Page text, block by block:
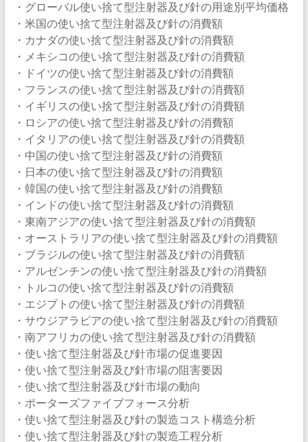
・グローバル使い捨て型注射器及び針の用途別平均価格
・米国の使い捨て型注射器及び針の消費額
・カナダの使い捨て型注射器及び針の消費額
・メキシコの使い捨て型注射器及び針の消費額
・ドイツの使い捨て型注射器及び針の消費額
・フランスの使い捨て型注射器及び針の消費額
・イギリスの使い捨て型注射器及び針の消費額
・ロシアの使い捨て型注射器及び針の消費額
・イタリアの使い捨て型注射器及び針の消費額
・中国の使い捨て型注射器及び針の消費額
・日本の使い捨て型注射器及び針の消費額
・韓国の使い捨て型注射器及び針の消費額
・インドの使い捨て型注射器及び針の消費額
・東南アジアの使い捨て型注射器及び針の消費額
・オーストラリアの使い捨て型注射器及び針の消費額
・ブラジルの使い捨て型注射器及び針の消費額
・アルゼンチンの使い捨て型注射器及び針の消費額
・トルコの使い捨て型注射器及び針の消費額
・エジプトの使い捨て型注射器及び針の消費額
・サウジアラビアの使い捨て型注射器及び針の消費額
・南アフリカの使い捨て型注射器及び針の消費額
・使い捨て型注射器及び針市場の促進要因
・使い捨て型注射器及び針市場の阻害要因
・使い捨て型注射器及び針市場の動向
・ポーターズファイブフォース分析
・使い捨て型注射器及び針の製造コスト構造分析
・使い捨て型注射器及び針の製造工程分析